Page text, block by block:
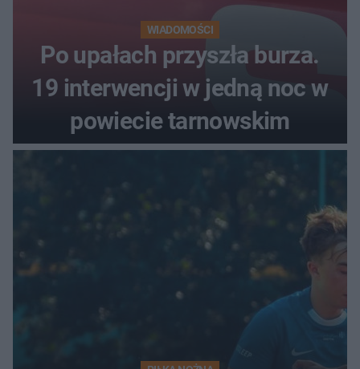
WIADOMOŚCI
Po upałach przyszła burza.
19 interwencji w jedną noc w
powiecie tarnowskim